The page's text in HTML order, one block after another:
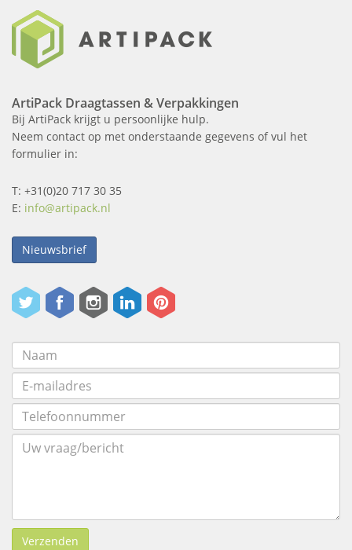
ArtiPack Draagtassen & Verpakkingen
Bij ArtiPack krijgt u persoonlijke hulp.
Neem contact op met onderstaande gegevens of vul het
formulier in:
T: +31(0)20 717 30 35
E: info@artipack.nl
Nieuwsbrief
Verzenden